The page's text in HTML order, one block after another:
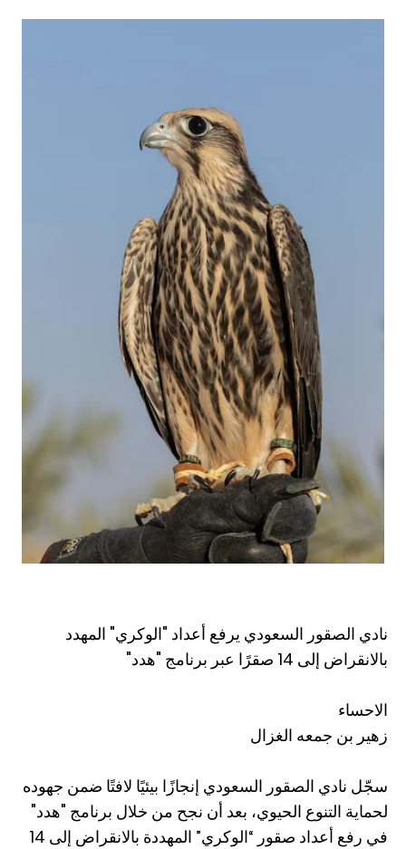
نادي الصقور السعودي يرفع أعداد "الوكري" المهدد
بالانقراض إلى 14 صقرًا عبر برنامج "هدد"
الاحساء
زهير بن جمعه الغزال
سجّل نادي الصقور السعودي إنجازًا بيئيًا لافتًا ضمن جهوده
لحماية التنوع الحيوي، بعد أن نجح من خلال برنامج "هدد"
في رفع أعداد صقور “الوكري” المهددة بالانقراض إلى 14